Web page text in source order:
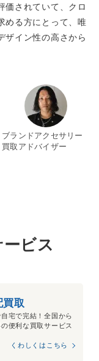
価されていて、クロ
める方にとって、唯
ザイン性の高さから
ブランドアクセサリー
買取アドバイザー
ビス
買取
宅で完結！全国から
便利な買取サービス
くわしくはこちら